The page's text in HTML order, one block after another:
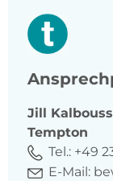
Jill
Tempton
Tel.: +49
E-Mail: